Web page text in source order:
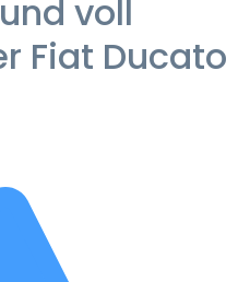
voll
Fiat Ducato